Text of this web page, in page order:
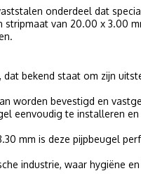
onderdeel dat
van 20.00 x 3.00
bekend staat om zijn
worden bevestigd en
eenvoudig te installeren
mm is deze pijpbeugel
industrie, waar hygiëne